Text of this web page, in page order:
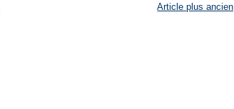
Article plus ancien